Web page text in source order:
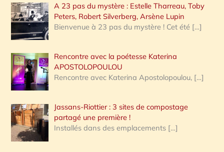
A 23 pas du mystère : Estelle Tharreau, Toby
Peters, Robert Silverberg, Arsène Lupin
Bienvenue à 23 pas du mystère ! Cet été […]
Rencontre avec la poétesse Katerina
APOSTOLOPOULOU
Rencontre avec Katerina Apostolopoulou, […]
Jassans-Riottier : 3 sites de compostage
partagé une première !
Installés dans des emplacements […]